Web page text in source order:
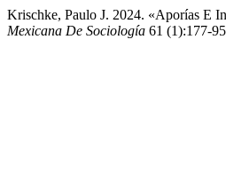
Krischke, Paulo J. 2024. «Aporías E
Mexicana De Sociología 61 (1):177-